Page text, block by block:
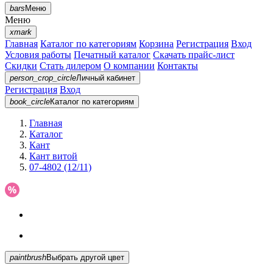
barsМеню
Меню
xmark
Главная Каталог по категориям Корзина Регистрация Вход
Условия работы Печатный каталог Скачать прайс-лист
Скидки Стать дилером О компании Контакты
person_crop_circleЛичный кабинет
Регистрация Вход
book_circleКаталог по категориям
Главная
Каталог
Кант
Кант витой
07-4802 (12/11)
paintbrush Выбрать другой цвет